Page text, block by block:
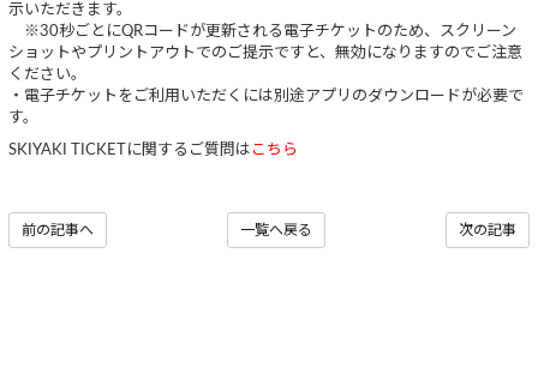
示いただきます。
※30秒ごとにQRコードが更新される電子チケットのため、スクリーン
ショットやプリントアウトでのご提示ですと、無効になりますのでご注意
ください。
・電子チケットをご利用いただくには別途アプリのダウンロードが必要で
す。
SKIYAKI TICKETに関するご質問は こちら
前の記事へ 一覧へ戻る 次の記事